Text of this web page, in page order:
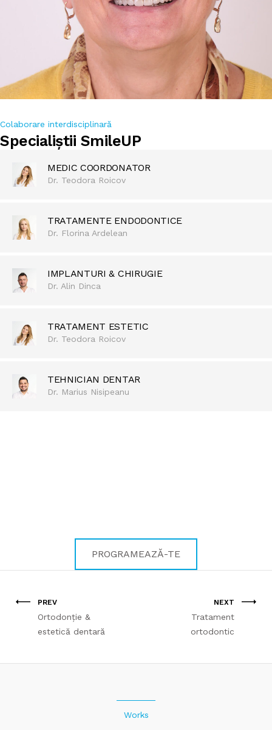
Colaborare interdisciplinară
Specialiștii SmileUP
MEDIC COORDONATOR
Dr. Teodora Roicov
TRATAMENTE ENDODONTICE
Dr. Florina Ardelean
IMPLANTURI & CHIRUGIE
Dr. Alin Dinca
TRATAMENT ESTETIC
Dr. Teodora Roicov
TEHNICIAN DENTAR
Dr. Marius Nisipeanu
PROGRAMEAZĂ-TE
PREV
Ortodonție &
estetică dentară
NEXT
Tratament
ortodontic
Works